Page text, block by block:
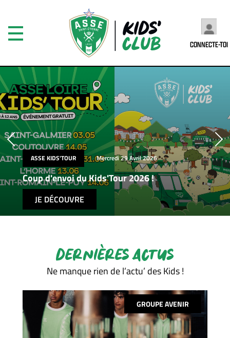
CONNECTE-TOI
ASSE KIDS'TOUR Mercredi 29 Avril 2026
Coup d'envoi du Kids'Tour 2026 !
JE DÉCOUVRE
DERNIÈRES ACTUS
Ne manque rien de l’actu’ des Kids !
GROUPE AVENIR